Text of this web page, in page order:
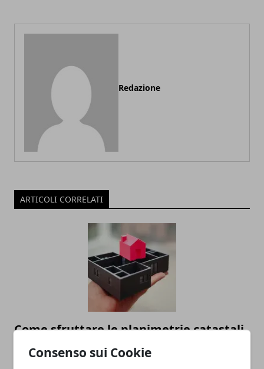
Consenso sui Cookie
Redazione
ARTICOLI CORRELATI
Come sfruttare le planimetrie catastali
online per valorizzare il tuo immobile